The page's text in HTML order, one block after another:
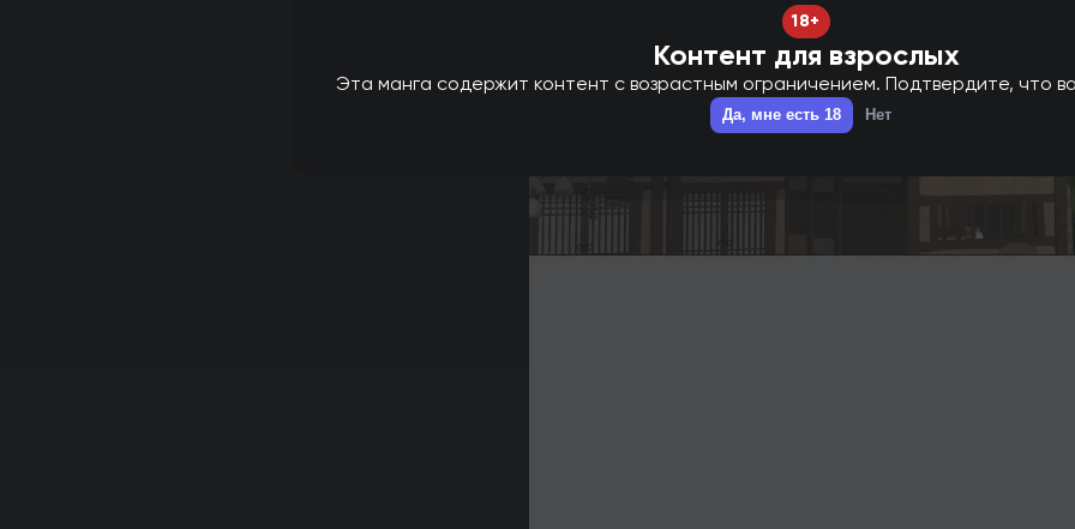
18+
Контент для взрослых
Эта манга содержит контент с возрастным ограничением. Подтвердите, что
Да, мне есть 18 Нет